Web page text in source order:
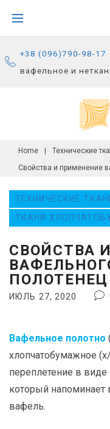
p
+38 (096)790-98-17
вафельное и
Home Технические
Свойства и применение
ТЕХНИЧЕСКИЕ
ТКАНИ
СВОЙСТВА
ПОЛОТЕНЕЦ
ИЮЛЬ 27, 2020
Вафельное полотно
хлопчатобумажное
переплетение в виде
который
вафель.